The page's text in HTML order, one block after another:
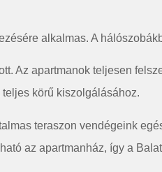
alkalmas. A
Az apartmanok teljesen
körű kiszolgálásához.
teraszon vendégeink
az apartmanház, így a